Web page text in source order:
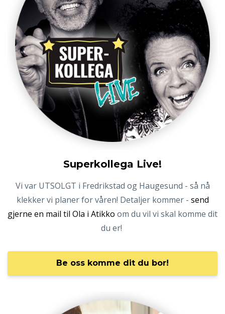
Superkollega Live!
Vi var UTSOLGT i Fredrikstad og Haugesund - så nå
klekker vi planer for våren! Detaljer kommer - send
gjerne en mail til Ola i Atikko om du vil vi skal komme dit
du er!
Be oss komme dit du bor!